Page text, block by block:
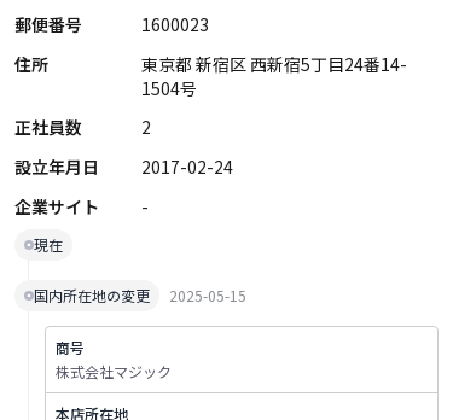
郵便番号
1600023
住所
東京都 新宿区 西新宿5丁目24番14-
1504号
正社員数
2
設立年月日
2017-02-24
企業サイト
-
現在
国内所在地の変更 2025-05-15
商号
株式会社マジック
本店所在地